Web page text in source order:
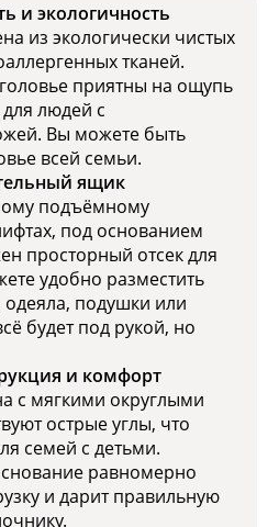
и экологичность
из экологически чистых
тканей.
приятны на ощупь
людей с
Вы можете быть
всей семьи.
ящик
подъёмному
под основанием
просторный отсек для
удобно разместить
одеяла, подушки или
будет под рукой, но
и комфорт
с мягкими округлыми
острые углы, что
семей с детьми.
равномерно
и дарит правильную